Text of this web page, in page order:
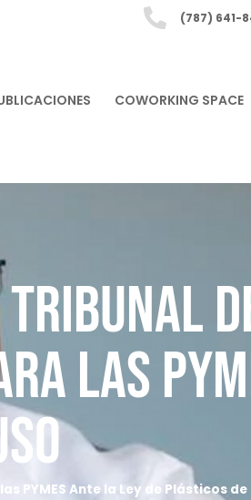
(787) 641-
COWORKING SPACE
Tribunal
las
PYMES Ante la Ley de Plásticos de